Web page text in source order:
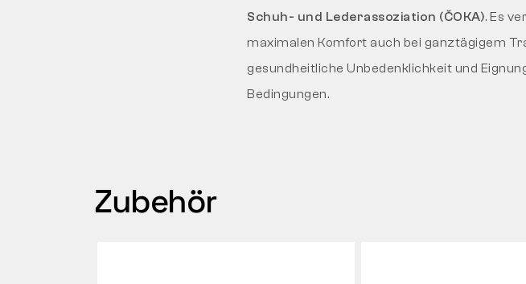
Schuh- und Lederassoziation (ČOKA). Es
maximalen Komfort auch bei ganztägigem
gesundheitliche Unbedenklichkeit und
Bedingungen.
Zubehör